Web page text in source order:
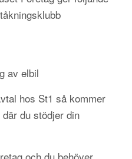
av elbil
hos St1 så kommer
du stödjer din